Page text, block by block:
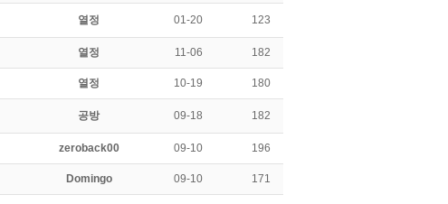
열정 01-20 123
열정 11-06 182
열정 10-19 180
공방 09-18 182
zeroback00 09-10 196
Domingo 09-10 171